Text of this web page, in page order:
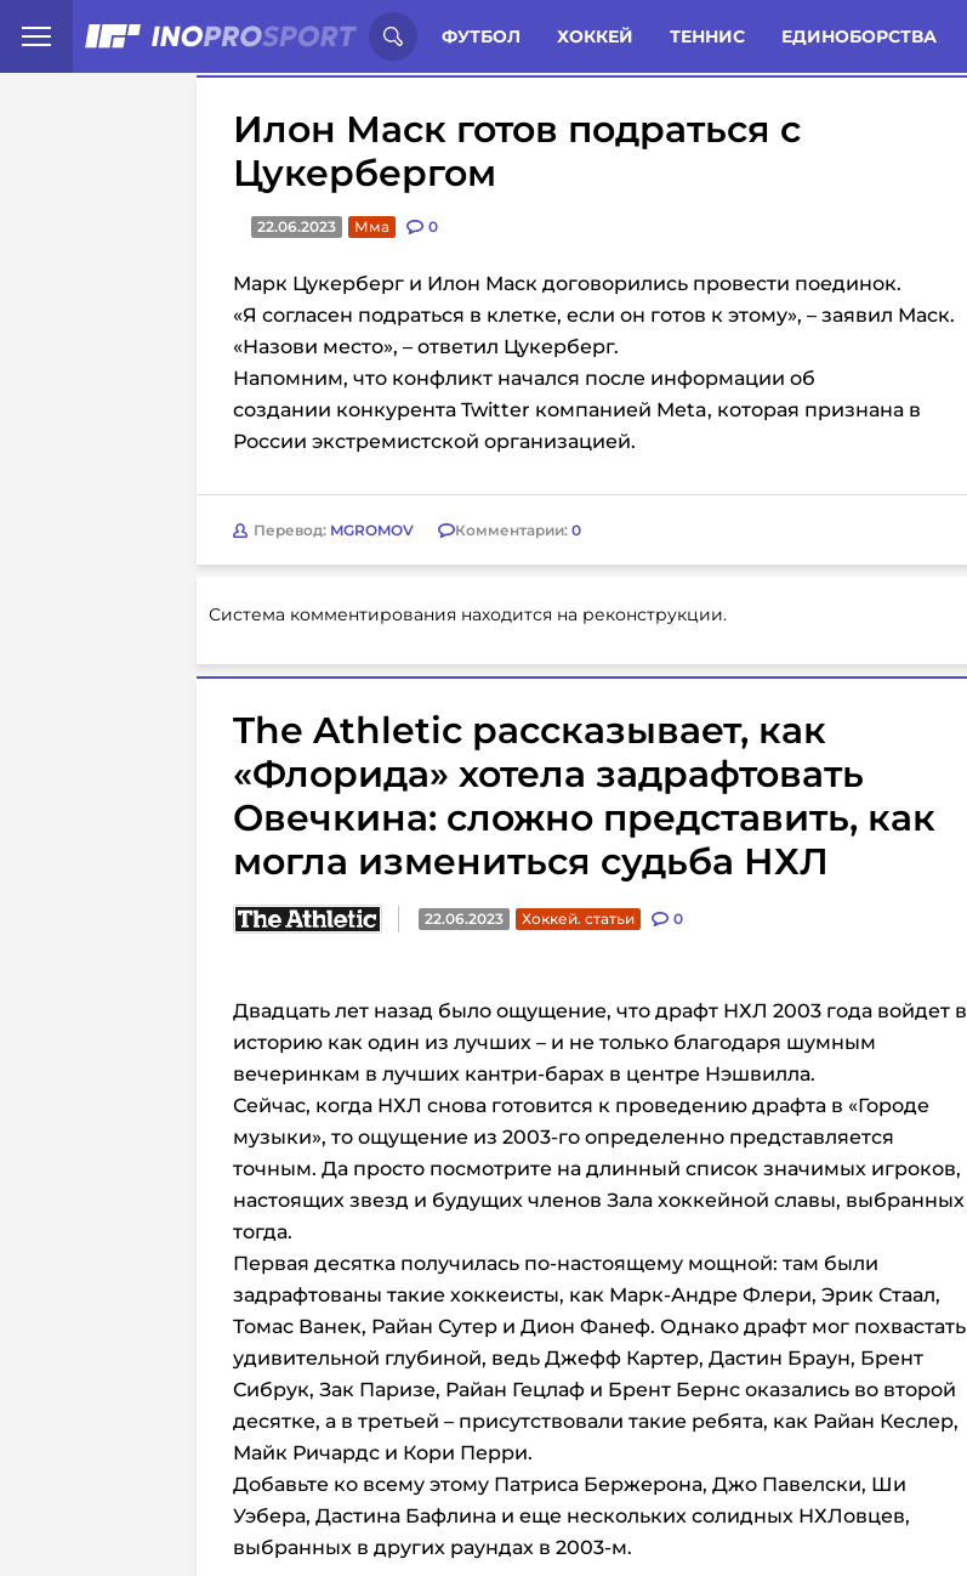
ФУТБОЛ ХОККЕЙ ТЕННИС ЕДИНОБОРСТВА
Иностранцы о спорте России: Статьи Комменты Новости
Илон Маск готов подраться с
Цукербергом
22.06.2023 Мма 0
Марк Цукерберг и Илон Маск договорились провести поединок.
«Я согласен подраться в клетке, если он готов к этому», – заявил Маск.
«Назови место», – ответил Цукерберг.
Напомним, что конфликт начался после информации об
создании конкурента Twitter компанией Meta, которая признана в
России экстремистской организацией.
Перевод: MGROMOV Комментарии: 0
Система комментирования находится на реконструкции.
The Athletic рассказывает, как
«Флорида» хотела задрафтовать
Овечкина: сложно представить, как
могла измениться судьба НХЛ
22.06.2023 Хоккей. статьи 0
Двадцать лет назад было ощущение, что драфт НХЛ 2003 года войдет в
историю как один из лучших – и не только благодаря шумным
вечеринкам в лучших кантри-барах в центре Нэшвилла.
Сейчас, когда НХЛ снова готовится к проведению драфта в «Городе
музыки», то ощущение из 2003-го определенно представляется
точным. Да просто посмотрите на длинный список значимых игроков,
настоящих звезд и будущих членов Зала хоккейной славы, выбранных
тогда.
Первая десятка получилась по-настоящему мощной: там были
задрафтованы такие хоккеисты, как Марк-Андре Флери, Эрик Стаал,
Томас Ванек, Райан Сутер и Дион Фанеф. Однако драфт мог похвастать
удивительной глубиной, ведь Джефф Картер, Дастин Браун, Брент
Сибрук, Зак Паризе, Райан Гецлаф и Брент Бернс оказались во второй
десятке, а в третьей – присутствовали такие ребята, как Райан Кеслер,
Майк Ричардс и Кори Перри.
Добавьте ко всему этому Патриса Бержерона, Джо Павелски, Ши
Уэбера, Дастина Бафлина и еще нескольких солидных НХЛовцев,
выбранных в других раундах в 2003-м.